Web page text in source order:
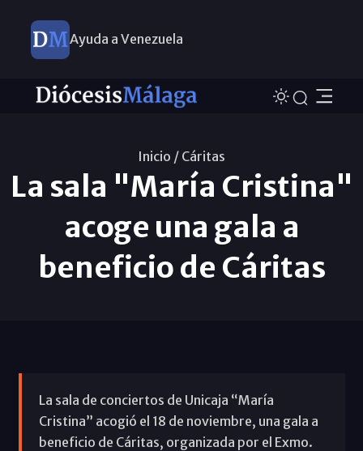
Ayuda a Venezuela
Inicio / Cáritas
La sala "María Cristina"
acoge una gala a
beneficio de Cáritas
La sala de conciertos de Unicaja “María
Cristina” acogió el 18 de noviembre, una gala a
beneficio de Cáritas, organizada por el Exmo.